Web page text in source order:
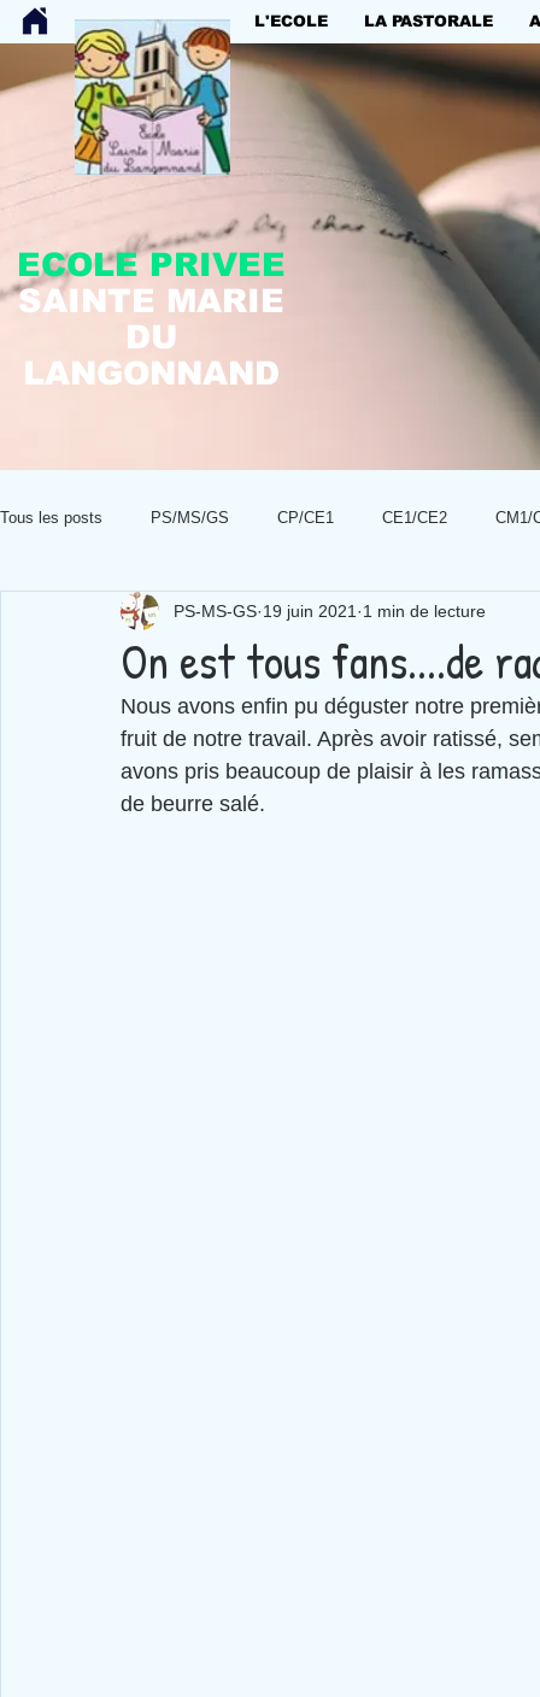
L'ECOLE LA PASTORALE
Tous les posts PS/MS/GS CP/CE1 CE1/CE2 CM1/
On est tous fans....de
PS-MS-GS 19 juin 2021 1 min de lecture
Nous avons enfin pu déguster notre
fruit de notre travail. Après avoir ratissé,
avons pris beaucoup de plaisir à les
de beurre salé.
ECOLE PRIVEE
SAINTE MARIE
DU
LANGONNAND